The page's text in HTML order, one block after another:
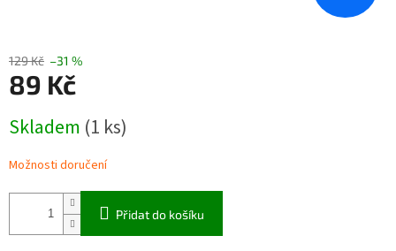
129 Kč –31 %
89 Kč
cena:
Skladem (1 ks)
Možnosti doručení
Přidat do košíku